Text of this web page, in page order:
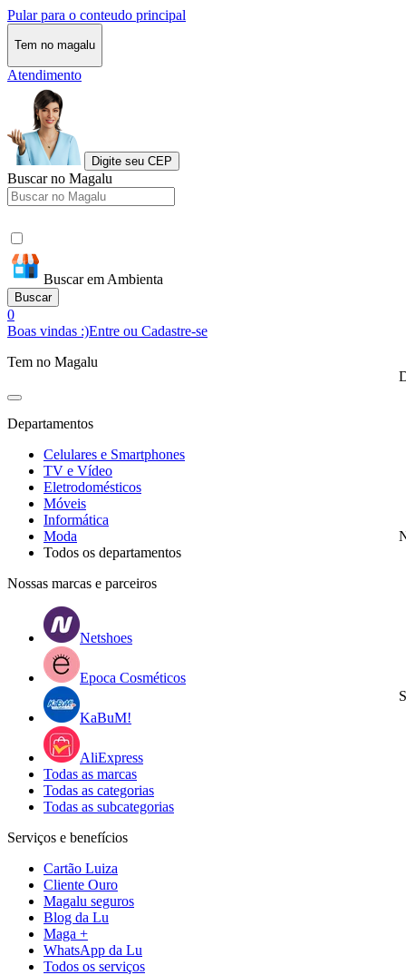
Pular para o conteudo principal
Tem no magalu
Atendimento
Digite seu CEP
Buscar no Magalu
Buscar em Ambienta
Buscar
0
Boas vindas :)Entre ou Cadastre-se
Tem no Magalu
Departamentos
Celulares e Smartphones
TV e Vídeo
Eletrodomésticos
Móveis
Informática
Moda
Todos os departamentos
Nossas marcas e parceiros
Netshoes
Epoca Cosméticos
KaBuM!
AliExpress
Todas as marcas
Todas as categorias
Todas as subcategorias
Serviços e benefícios
Cartão Luiza
Cliente Ouro
Magalu seguros
Blog da Lu
Maga +
WhatsApp da Lu
Todos os serviços